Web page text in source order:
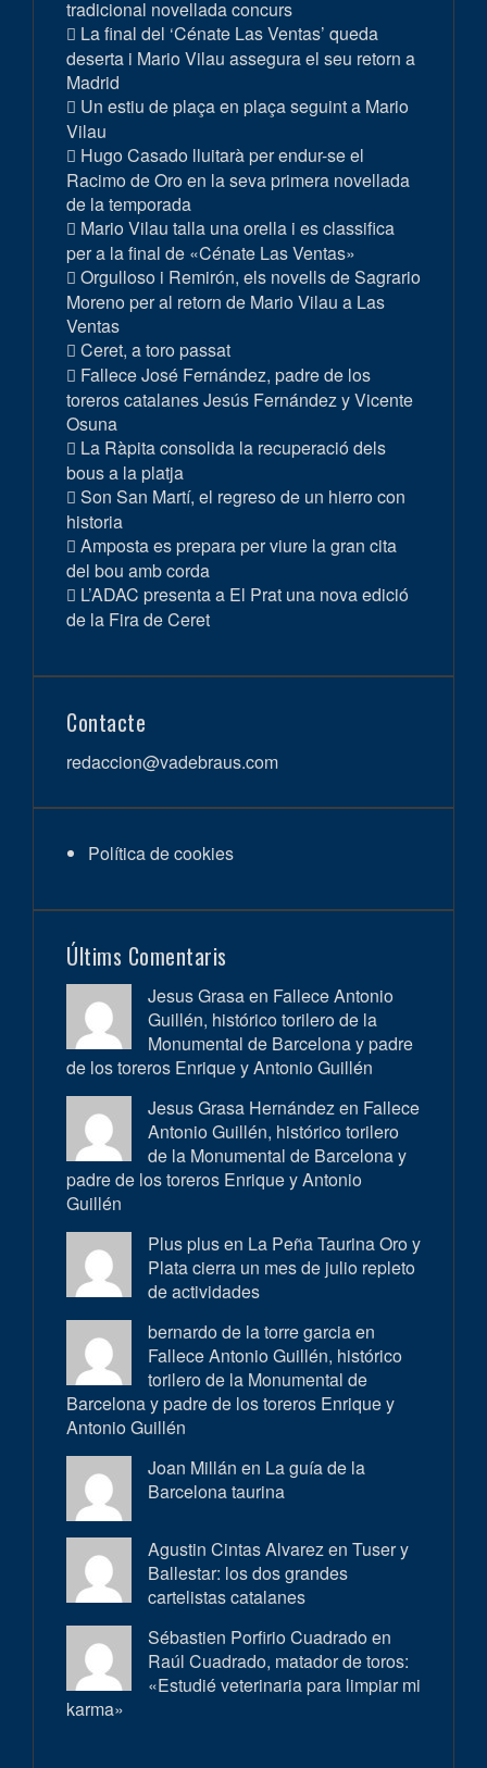
tradicional novellada concurs
La final del ‘Cénate Las Ventas’ queda
deserta i Mario Vilau assegura el seu retorn a
Madrid
Un estiu de plaça en plaça seguint a Mario
Vilau
Hugo Casado lluitarà per endur-se el
Racimo de Oro en la seva primera novellada
de la temporada
Mario Vilau talla una orella i es classifica
per a la final de «Cénate Las Ventas»
Orgulloso i Remirón, els novells de Sagrario
Moreno per al retorn de Mario Vilau a Las
Ventas
Ceret, a toro passat
Fallece José Fernández, padre de los
toreros catalanes Jesús Fernández y Vicente
Osuna
La Ràpita consolida la recuperació dels
bous a la platja
Son San Martí, el regreso de un hierro con
historia
Amposta es prepara per viure la gran cita
del bou amb corda
L’ADAC presenta a El Prat una nova edició
de la Fira de Ceret
Contacte
redaccion@vadebraus.com
Política de cookies
Últims Comentaris
Jesus Grasa en Fallece Antonio
Guillén, histórico torilero de la
Monumental de Barcelona y padre
de los toreros Enrique y Antonio Guillén
Jesus Grasa Hernández en Fallece
Antonio Guillén, histórico torilero
de la Monumental de Barcelona y
padre de los toreros Enrique y Antonio
Guillén
Plus plus en La Peña Taurina Oro y
Plata cierra un mes de julio repleto
de actividades
bernardo de la torre garcia en
Fallece Antonio Guillén, histórico
torilero de la Monumental de
Barcelona y padre de los toreros Enrique y
Antonio Guillén
Joan Millán en La guía de la
Barcelona taurina
Agustin Cintas Alvarez en Tuser y
Ballestar: los dos grandes
cartelistas catalanes
Sébastien Porfirio Cuadrado en
Raúl Cuadrado, matador de toros:
«Estudié veterinaria para limpiar mi
karma»